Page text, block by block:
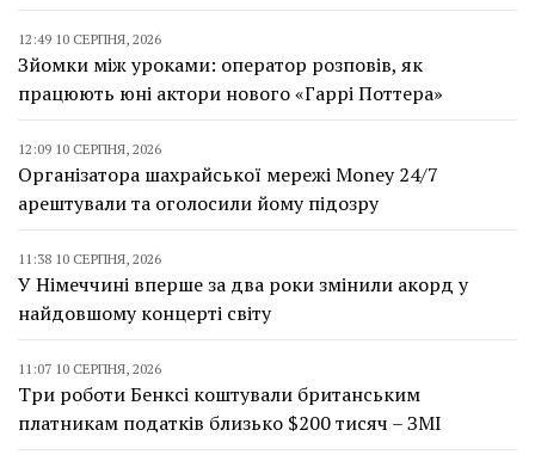
12:49 10 СЕРПНЯ, 2026
Зйомки між уроками: оператор розповів, як
працюють юні актори нового «Гаррі Поттера»
12:09 10 СЕРПНЯ, 2026
Організатора шахрайської мережі Money 24/7
арештували та оголосили йому підозру
11:38 10 СЕРПНЯ, 2026
У Німеччині вперше за два роки змінили акорд у
найдовшому концерті світу
11:07 10 СЕРПНЯ, 2026
Три роботи Бенксі коштували британським
платникам податків близько $200 тисяч – ЗМІ